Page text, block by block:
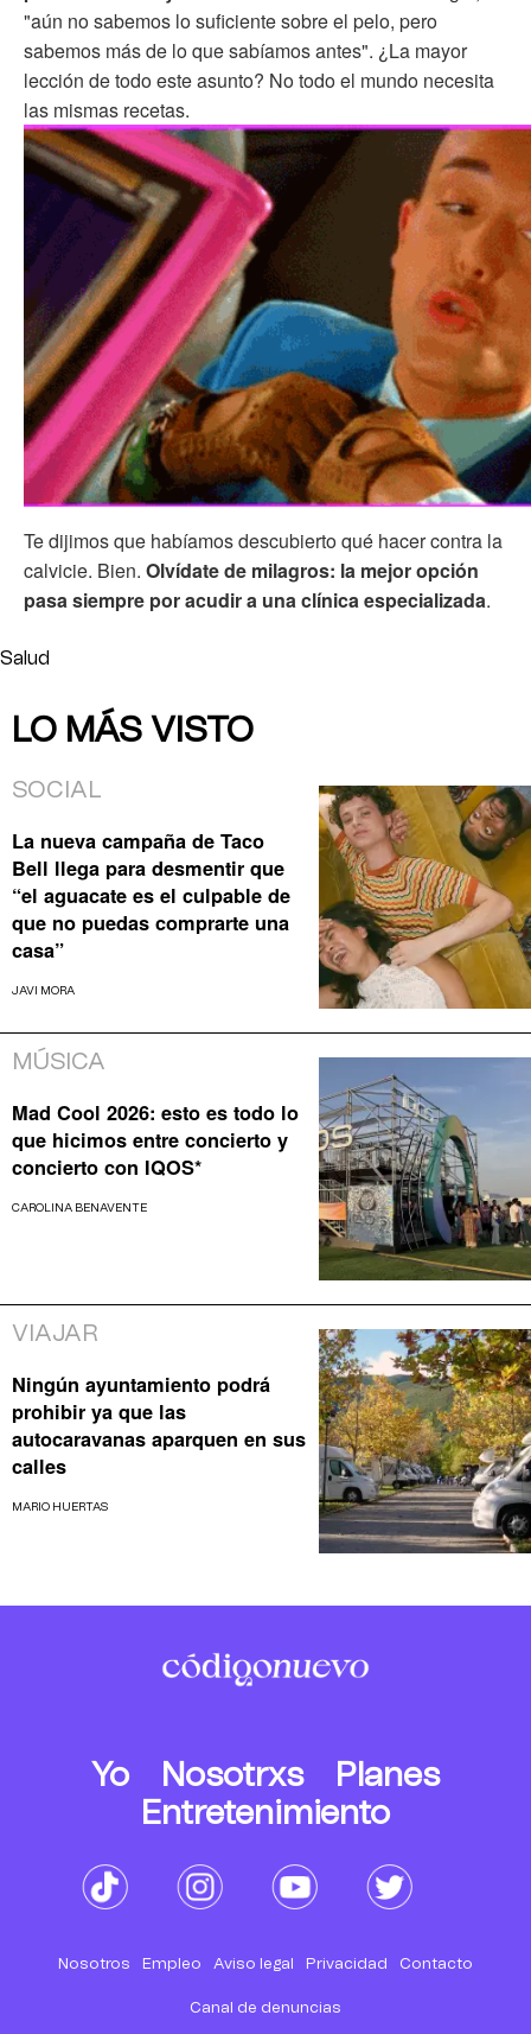
"aún no sabemos lo suficiente sobre el pelo, pero
sabemos más de lo que sabíamos antes". ¿La mayor
lección de todo este asunto? No todo el mundo necesita
las mismas recetas.
Te dijimos que habíamos descubierto qué hacer contra la
calvicie. Bien. Olvídate de milagros: la mejor opción
pasa siempre por acudir a una clínica especializada.
Salud
LO MÁS VISTO
SOCIAL
La nueva campaña de Taco
Bell llega para desmentir que
“el aguacate es el culpable de
que no puedas comprarte una
casa”
JAVI MORA
MÚSICA
Mad Cool 2026: esto es todo lo
que hicimos entre concierto y
concierto con IQOS*
CAROLINA BENAVENTE
VIAJAR
Ningún ayuntamiento podrá
prohibir ya que las
autocaravanas aparquen en sus
calles
MARIO HUERTAS
Yo Nosotrxs
Planes
Entretenimiento
Nosotros Empleo Aviso legal Privacidad Contacto
Canal de denuncias